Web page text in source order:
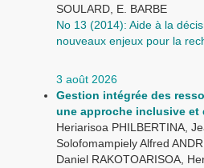
SOULARD, E. BARBE
No 13 (2014): Aide à la
nouveaux enjeux pour la
3 août 2026
Gestion intégrée des
une approche inclusive et
Heriarisoa PHILBERTINA,
Solofomampiely Alfred
Daniel RAKOTOARISOA,